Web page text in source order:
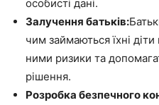
особисті дані.
Залучення батьків:
чим займаються їхні
ними ризики та
рішення.
Розробка безпечного